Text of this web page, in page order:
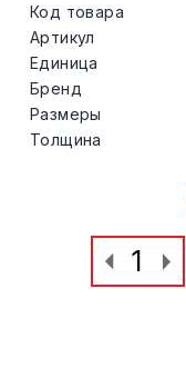
Код товара
Артикул
Единица
Бренд
Размеры
Толщина